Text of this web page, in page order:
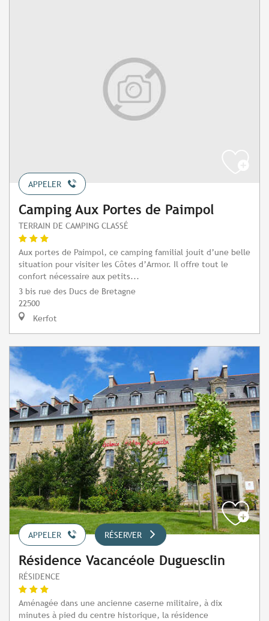
APPELER
Camping Aux Portes de Paimpol
TERRAIN DE CAMPING CLASSÉ
Aux portes de Paimpol, ce camping familial jouit d’une belle
situation pour visiter les Côtes d’Armor. Il offre tout le
confort nécessaire aux petits...
3 bis rue des Ducs de Bretagne
22500
Kerfot
APPELER RÉSERVER
Résidence Vacancéole Duguesclin
RÉSIDENCE
Aménagée dans une ancienne caserne militaire, à dix
minutes à pied du centre historique, la résidence